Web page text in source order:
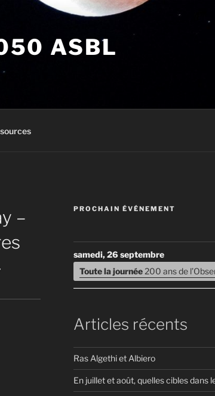
ASBL
–
PROCHAIN ÉVÉNEMENT
samedi, 26 septembre
Toute la journée 200 ans de
Articles récents
Ras Algethi et Albiero
En juillet et août, quelles cibles dans